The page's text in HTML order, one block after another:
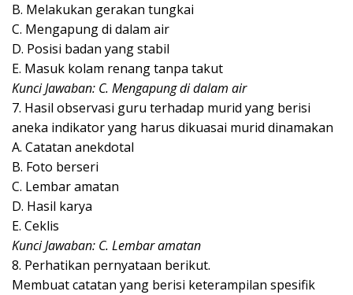
B. Melakukan gerakan tungkai
C. Mengapung di dalam air
D. Posisi badan yang stabil
E. Masuk kolam renang tanpa takut
Kunci Jawaban: C. Mengapung di dalam air
7. Hasil observasi guru terhadap murid yang berisi
aneka indikator yang harus dikuasai murid dinamakan
A. Catatan anekdotal
B. Foto berseri
C. Lembar amatan
D. Hasil karya
E. Ceklis
Kunci Jawaban: C. Lembar amatan
8. Perhatikan pernyataan berikut.
Membuat catatan yang berisi keterampilan spesifik